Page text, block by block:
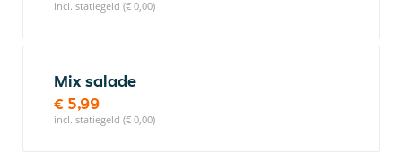
incl. statiegeld (€ 0,00)
Mix salade
€ 5,99
incl. statiegeld (€ 0,00)